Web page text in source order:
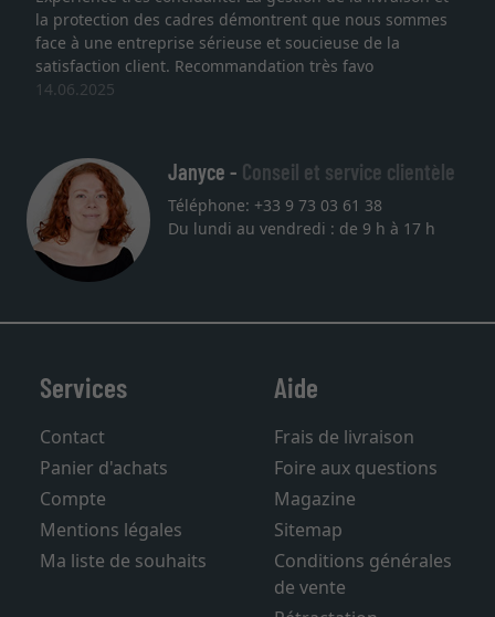
la protection des cadres démontrent que nous sommes
face à une entreprise sérieuse et soucieuse de la
satisfaction client. Recommandation très favo
14.06.2025
Janyce - Conseil et service clientèle
Téléphone: +33 9 73 03 61 38
Du lundi au vendredi : de 9 h à 17 h
Services
Contact
Panier d'achats
Compte
Mentions légales
Ma liste de souhaits
Aide
Frais de livraison
Foire aux questions
Magazine
Sitemap
Conditions générales
de vente